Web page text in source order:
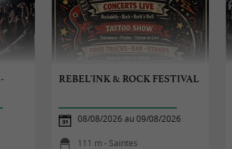
REBEL'INK & ROCK FESTIVAL
08/08/2026 au 09/08/2026
111 m - Saintes